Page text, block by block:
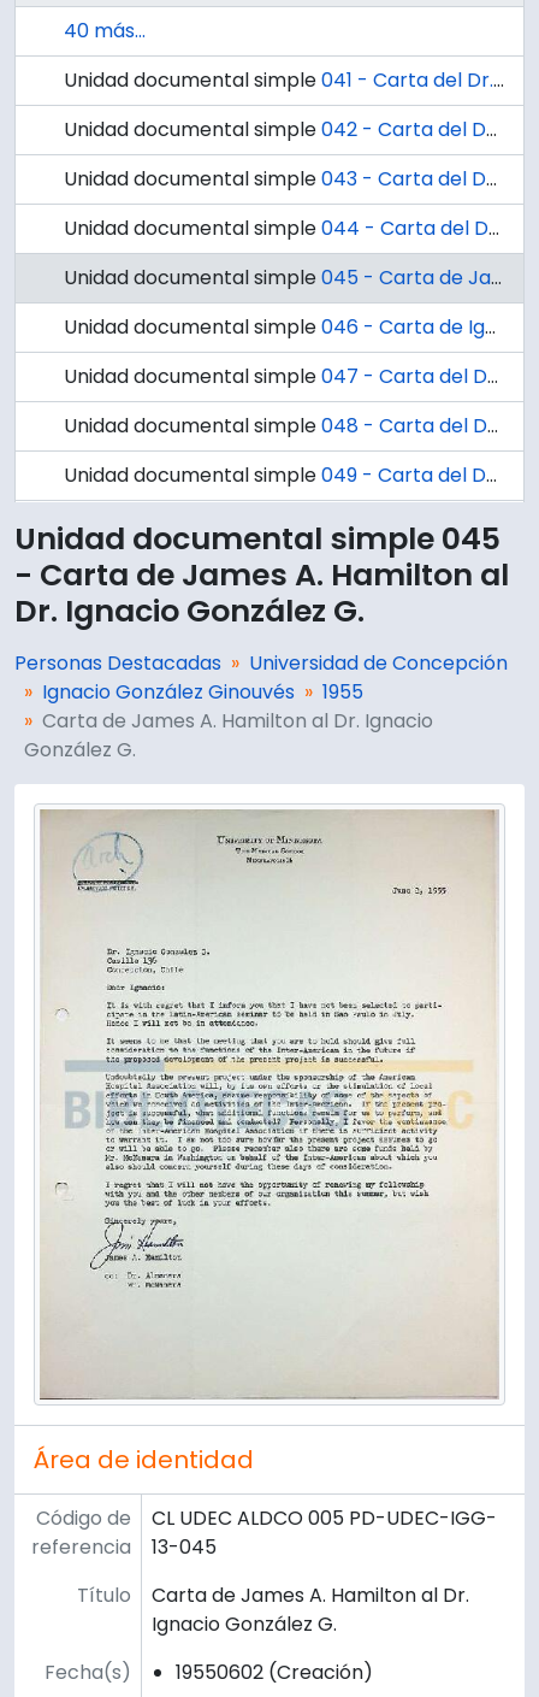
40 más...
Unidad documental simple041 - Carta del Dr. Ignacio González G. al Dr. J. Rojas Contreras
Unidad documental simple042 - Carta del Dr. Ignacio González G. a Benjamin Horning
Unidad documental simple043 - Carta del Dr. Ignacio González G. al Dr. Franz Hoffman
Unidad documental simple044 - Carta del Dr. Ignacio González G. al Dr. Alfonso Asenjo
Unidad documental simple045 - Carta de James A. Hamilton al Dr. Ignacio González G.
Unidad documental simple046 - Carta de Ignacio González G. al Servicio de Intercambio de Personas de la UNESCO
Unidad documental simple047 - Carta del Dr. Fernando López Fernández al Dr. Ignacio González G.
Unidad documental simple048 - Carta del Dr. José González al Dr. Ignacio González G.
Unidad documental simple049 - Carta del Dr. Ignacio González Ginouvés al Dr. José González
46 más...
Unidad documental simple 045
- Carta de James A. Hamilton al
Dr. Ignacio González G.
Personas Destacadas
Universidad de Concepción
Ignacio González Ginouvés
1955
Carta de James A. Hamilton al Dr. Ignacio
González G.
Área de identidad
Código de
referencia
CL UDEC ALDCO 005 PD-UDEC-IGG-
13-045
Título
Carta de James A. Hamilton al Dr.
Ignacio González G.
Fecha(s)
19550602 (Creación)